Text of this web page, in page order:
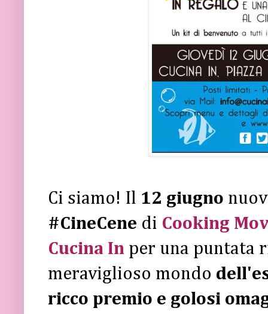
Ci siamo! Il 12 giugno
#CineCene di Cooking
Cucina In per una puntata
meraviglioso mondo
ricco premio e golosi